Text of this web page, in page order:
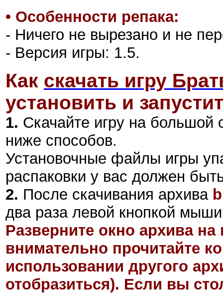
• Особенности репака:
- Ничего не вырезано и не
- Версия игры: 1.5.
Как скачать игру
установить и
1. Скачайте игру на большой
ниже способов.
Установочные файлы игры
распаковки у вас должен
2. После скачивания архива
два раза левой кнопкой
Разверните окно архива на
внимательно прочитайте
использовании другого
отобразиться). Если вы